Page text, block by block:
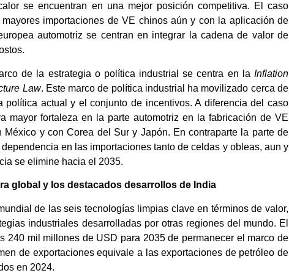
se encuentran en una mejor posición competitiva. El caso
importaciones de VE chinos aún y con la aplicación de
automotriz se centran en integrar la cadena de valor de
de la estrategia o política industrial se centra en la Inflation
Law. Este marco de política industrial ha movilizado cerca de
actual y el conjunto de incentivos. A diferencia del caso
mayor fortaleza en la parte automotriz en la fabricación de VE
y con Corea del Sur y Japón. En contraparte la parte de
en las importaciones tanto de celdas y obleas, aun y
se elimine hacia el 2035.
global y los destacados desarrollos de India
de las seis tecnologías limpias clave en términos de valor,
industriales desarrolladas por otras regiones del mundo. El
240 mil millones de USD para 2035 de permanecer el marco de
de exportaciones equivale a las exportaciones de petróleo de
en 2024.